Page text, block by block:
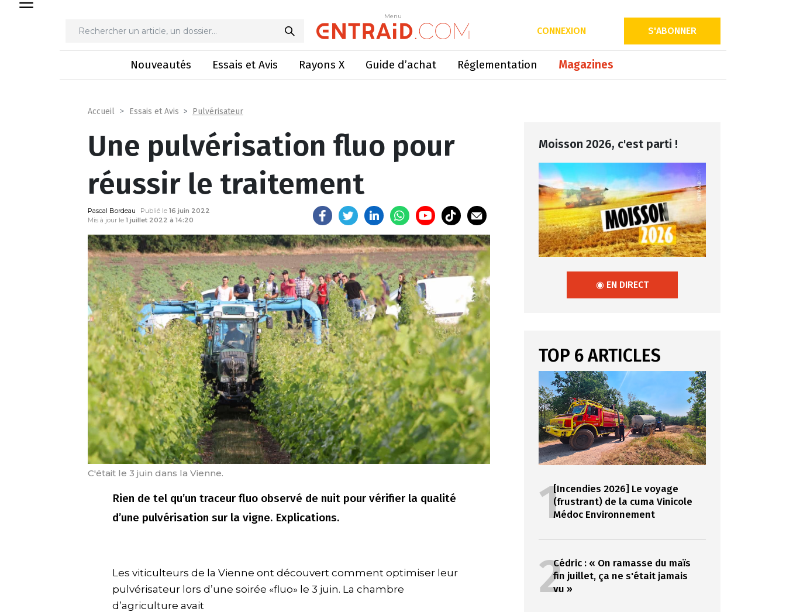
Menu
CONNEXION S'ABONNER
Nouveautés Essais et Avis Rayons X Guide d’achat Réglementation Magazines
Menu
Une pulvérisation fluo pour réussir le traitement
Accueil Essais et Avis Pulvérisateur
Une pulvérisation fluo pour
réussir le traitement
Pascal Bordeau Publié le 16 juin 2022
Mis à jour le 1 juillet 2022 à 14:20
C'était le 3 juin dans la Vienne.
Rien de tel qu’un traceur fluo observé de nuit pour vérifier la qualité
d’une pulvérisation sur la vigne. Explications.
Les viticulteurs de la Vienne ont découvert comment optimiser leur
pulvérisateur lors d’une soirée «fluo» le 3 juin. La chambre
d’agriculture avait
Moisson 2026, c'est parti !
◉ EN DIRECT
TOP 6 ARTICLES
1[Incendies 2026] Le voyage
(frustrant) de la cuma Vinicole
Médoc Environnement
2Cédric : « On ramasse du maïs
fin juillet, ça ne s'était jamais
vu »